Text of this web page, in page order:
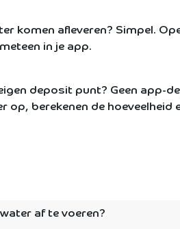
komen afleveren? Simpel.
in je app.
deposit punt? Geen app-
op, berekenen de
af te voeren?